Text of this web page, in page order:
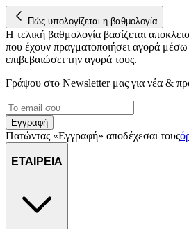
Πώς υπολογίζεται η βαθμολογία
Η τελική βαθμολογία βασίζεται
που έχουν πραγματοποιήσει αγορά
επιβεβαιώσει την αγορά τους.
Γράψου στο Νewsletter μας για νέα &
Εγγραφή
Πατώντας «Εγγραφή» αποδέχεσαι τους
ΕΤΑΙΡΕΙΑ